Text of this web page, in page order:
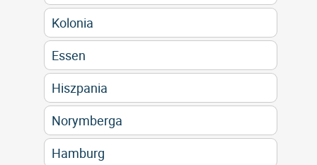
Kolonia
Essen
Hiszpania
Norymberga
Hamburg